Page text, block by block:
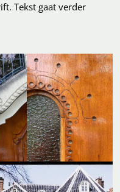
Tekst gaat verder